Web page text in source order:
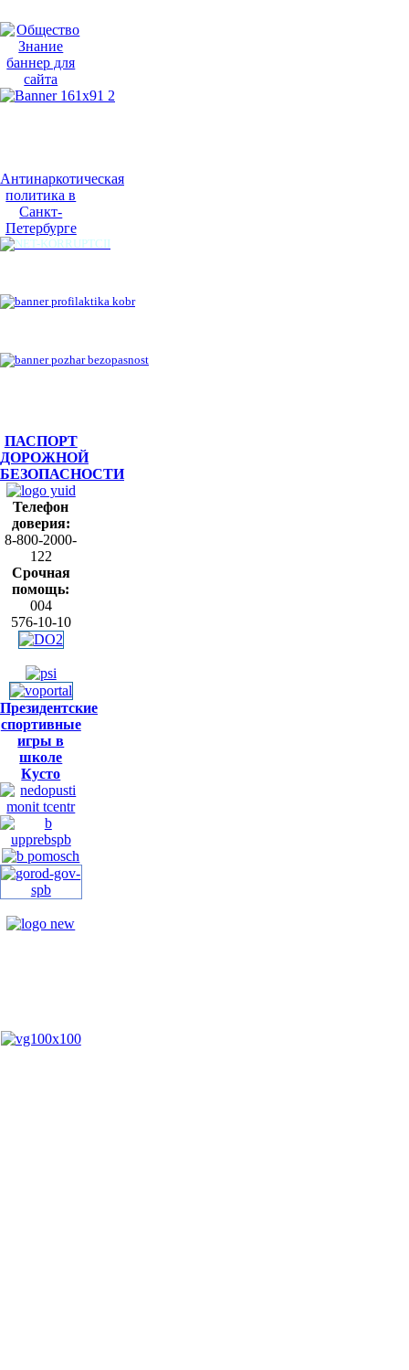
Антинаркотическая
политика в
Санкт-
Петербурге
ПАСПОРТ
ДОРОЖНОЙ
БЕЗОПАСНОСТИ
Телефон
доверия:
8-800-2000-
122
Срочная
помощь:
004
576-10-10
Президентские
спортивные
игры в
школе
Кусто